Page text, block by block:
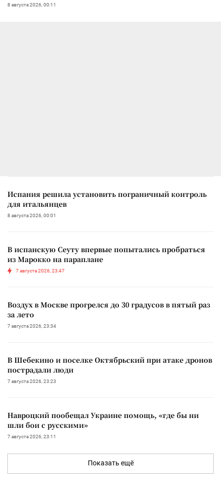
8 августа 2026, 00:11
Испания решила установить пограничный контроль
для итальянцев
8 августа 2026, 00:01
В испанскую Сеуту впервые попытались пробраться
из Марокко на параплане
7 августа 2026, 23:47
Воздух в Москве прогрелся до 30 градусов в пятый раз
за лето
7 августа 2026, 23:34
В Шебекино и поселке Октябрьский при атаке дронов
пострадали люди
7 августа 2026, 23:23
Навроцкий пообещал Украине помощь, «где бы ни
шли бои с русскими»
7 августа 2026, 23:11
Показать ещё